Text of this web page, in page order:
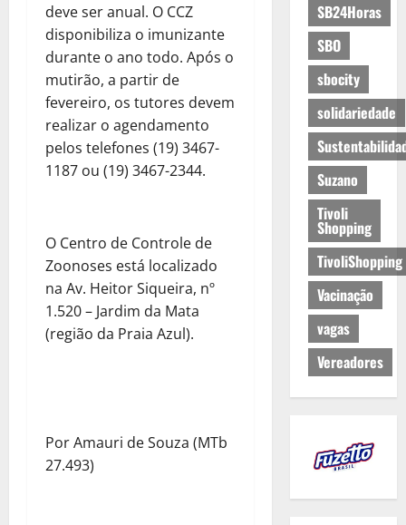
deve ser anual. O CCZ
disponibiliza o imunizante
durante o ano todo. Após o
mutirão, a partir de
fevereiro, os tutores devem
realizar o agendamento
pelos telefones (19) 3467-
1187 ou (19) 3467-2344.
O Centro de Controle de
Zoonoses está localizado
na Av. Heitor Siqueira, nº
1.520 – Jardim da Mata
(região da Praia Azul).
Por Amauri de Souza (MTb
27.493)
SB24Horas
SBO
sbocity
solidariedade
Suzano
Tivoli
Shopping
TivoliShopping
Vacinação
vagas
Vereadores